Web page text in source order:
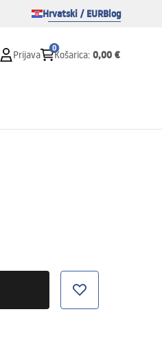
Hrvatski / EURBlog
Prijava
0
Košarica: 0,00 €